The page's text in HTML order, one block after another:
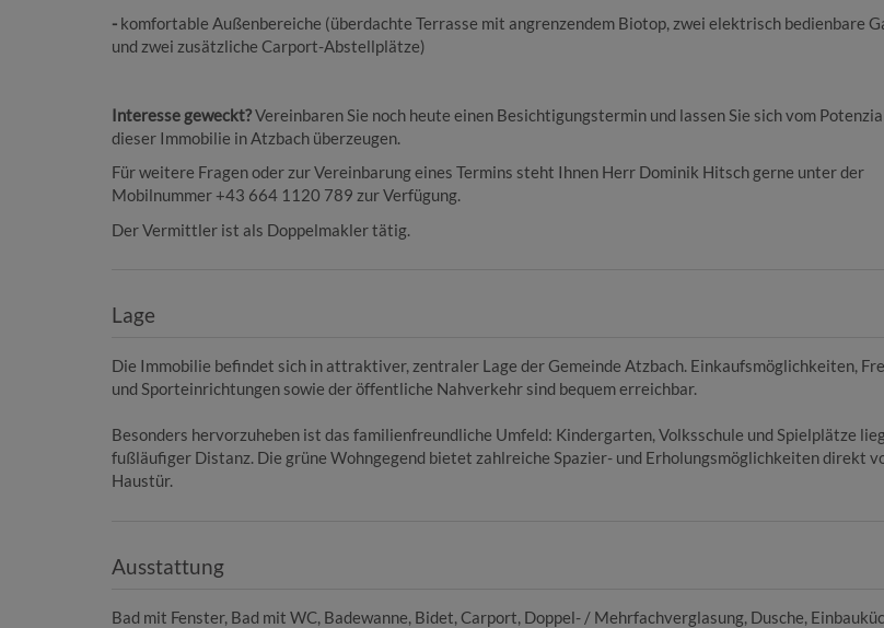
- komfortable Außenbereiche (überdachte Terrasse mit angrenzendem Biotop, zwei elektrisch bedienbare
und zwei zusätzliche Carport-Abstellplätze)
Interesse geweckt?Vereinbaren Sie noch heute einen Besichtigungstermin und lassen Sie sich vom
dieser Immobilie in Atzbach überzeugen.
Für weitere Fragen oder zur Vereinbarung eines Termins steht Ihnen Herr Dominik Hitsch gerne unter der
Mobilnummer +43 664 1120 789 zur Verfügung.
Der Vermittler ist als Doppelmakler tätig.
Lage
Die Immobilie befindet sich in attraktiver, zentraler Lage der Gemeinde Atzbach. Einkaufsmöglichkeiten,
und Sporteinrichtungen sowie der öffentliche Nahverkehr sind bequem erreichbar.
Besonders hervorzuheben ist das familienfreundliche Umfeld: Kindergarten, Volksschule und Spielplätze
fußläufiger Distanz. Die grüne Wohngegend bietet zahlreiche Spazier- und Erholungsmöglichkeiten direkt
Haustür.
Ausstattung
Bad mit Fenster Bad mit WC Badewanne Bidet Carport Doppel- / Mehrfachverglasung Dusche